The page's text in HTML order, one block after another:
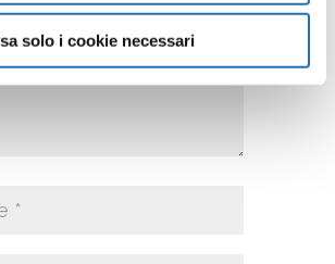
solo i cookie necessari